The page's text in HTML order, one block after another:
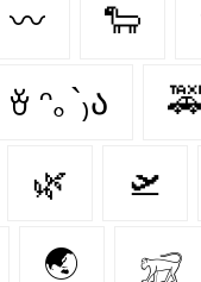
〰️ 🐑
ᵔ｡`₎ა 🚕
🌿 🛫
🌏 𓃸